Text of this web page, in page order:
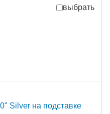
выбрать
Silver на подставке